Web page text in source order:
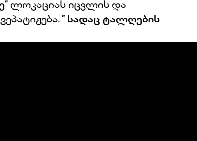
ლოკაციას იცვლის და
‘’ სადაც ტალღების